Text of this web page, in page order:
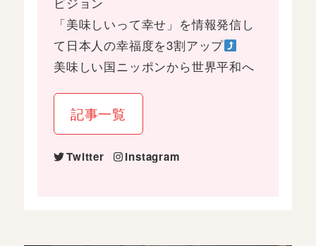
「美味しいって幸せ」を情報発信し
て日本人の幸福度を3割アップ
美味しい国ニッポンから世界平和へ
記事一覧
Twitter Instagram